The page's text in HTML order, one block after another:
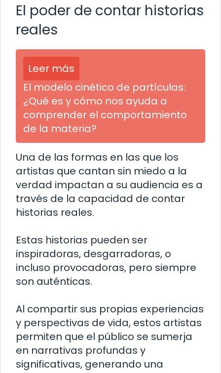
El poder de contar historias
reales
Leer más
El modelo cinético de partículas:
¿Qué es y cómo nos ayuda a
comprender el comportamiento
de la materia?
Una de las formas en las que los
artistas que cantan sin miedo a la
verdad impactan a su audiencia es a
través de la capacidad de contar
historias reales.
Estas historias pueden ser
inspiradoras, desgarradoras, o
incluso provocadoras, pero siempre
son auténticas.
Al compartir sus propias experiencias
y perspectivas de vida, estos artistas
permiten que el público se sumerja
en narrativas profundas y
significativas, generando una